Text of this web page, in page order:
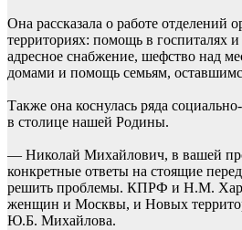
Она рассказала о работе отделений
территориях: помощь в госпиталях
адресное снабжение, шефство над
домами и помощь семьям,
Также она коснулась ряда
в столице нашей Родины.
— Николай Михайлович, в вашей
конкретные ответы на стоящие
решить проблемы. КПРФ и Н.М.
женщин и Москвы, и Новых
Ю.Б. Михайлова.